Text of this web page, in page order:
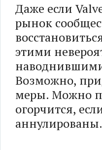
Даже если
рынок
этими
наводнившими
Возможно,
меры. Можно
огорчится,
аннулированы.